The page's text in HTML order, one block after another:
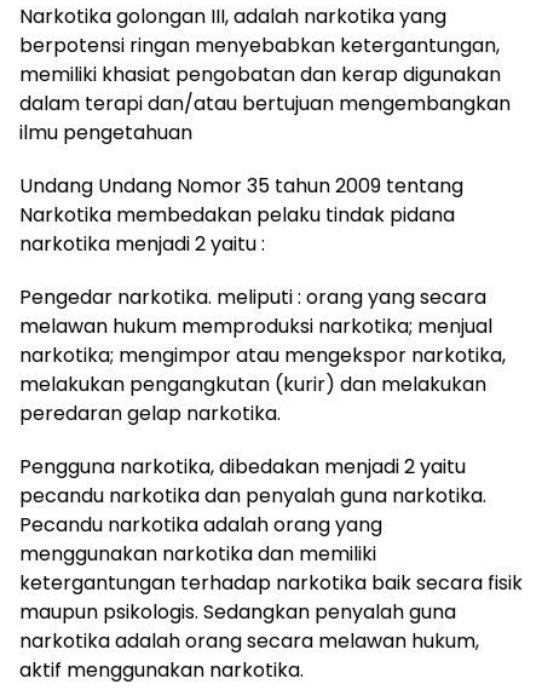
Narkotika golongan III, adalah narkotika yang
berpotensi ringan menyebabkan ketergantungan,
memiliki khasiat pengobatan dan kerap digunakan
dalam terapi dan/atau bertujuan mengembangkan
ilmu pengetahuan
Undang Undang Nomor 35 tahun 2009 tentang
Narkotika membedakan pelaku tindak pidana
narkotika menjadi 2 yaitu :
Pengedar narkotika. meliputi : orang yang secara
melawan hukum memproduksi narkotika; menjual
narkotika; mengimpor atau mengekspor narkotika,
melakukan pengangkutan (kurir) dan melakukan
peredaran gelap narkotika.
Pengguna narkotika, dibedakan menjadi 2 yaitu
pecandu narkotika dan penyalah guna narkotika.
Pecandu narkotika adalah orang yang
menggunakan narkotika dan memiliki
ketergantungan terhadap narkotika baik secara fisik
maupun psikologis. Sedangkan penyalah guna
narkotika adalah orang secara melawan hukum,
aktif menggunakan narkotika.